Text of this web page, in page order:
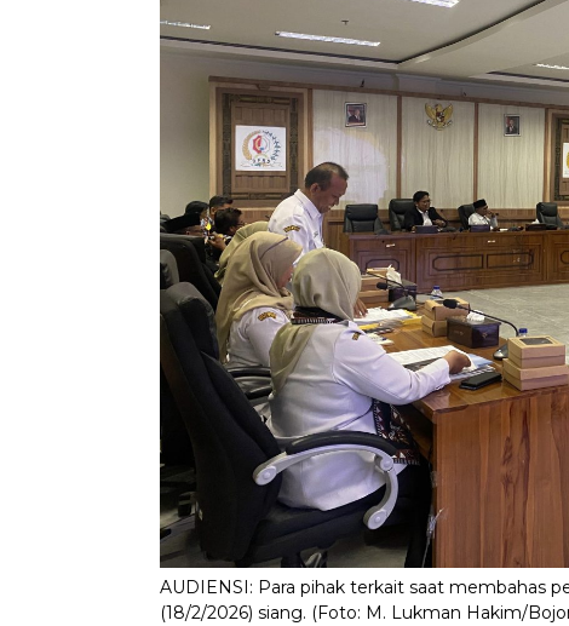
AUDIENSI: Para pihak terkait saat membahas
(18/2/2026) siang. (Foto: M. Lukman Hakim/